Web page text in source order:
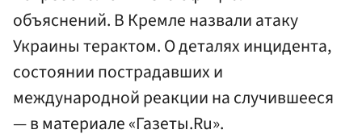
объяснений. В Кремле назвали атаку
Украины терактом. О деталях инцидента,
состоянии пострадавших и
международной реакции на случившееся
— в материале «Газеты.Ru».